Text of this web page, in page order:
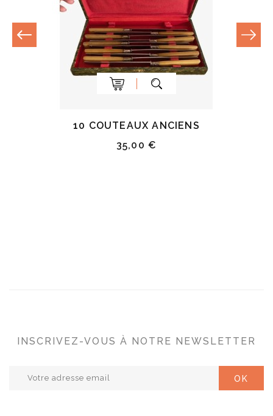
10 COUTEAUX ANCIENS
35,00 €
INSCRIVEZ-VOUS À NOTRE NEWSLETTER